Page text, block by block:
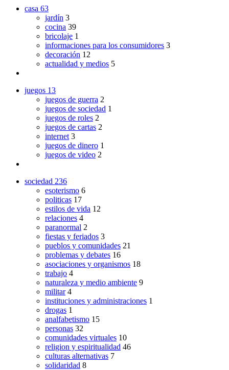
casa 63
jardín 3
cocina 39
bricolaje 1
informaciones para los consumidores 3
decoración 12
actualidad y medios 5
juegos 13
juegos de guerra 2
juegos de sociedad 1
juegos de roles 2
juegos de cartas 2
internet 3
juegos de dinero 1
juegos de video 2
sociedad 236
esoterismo 6
politicas 17
estilos de vida 12
relaciones 4
paranormal 2
fiestas y feriados 3
pueblos y comunidades 21
problemas y debates 16
asociaciones y organismos 18
trabajo 4
naturaleza y medio ambiente 9
militar 4
instituciones y administraciones 1
drogas 1
analfabetismo 15
personas 32
comunidades virtuales 10
religion y espiritualidad 46
culturas alternativas 7
solidaridad 8